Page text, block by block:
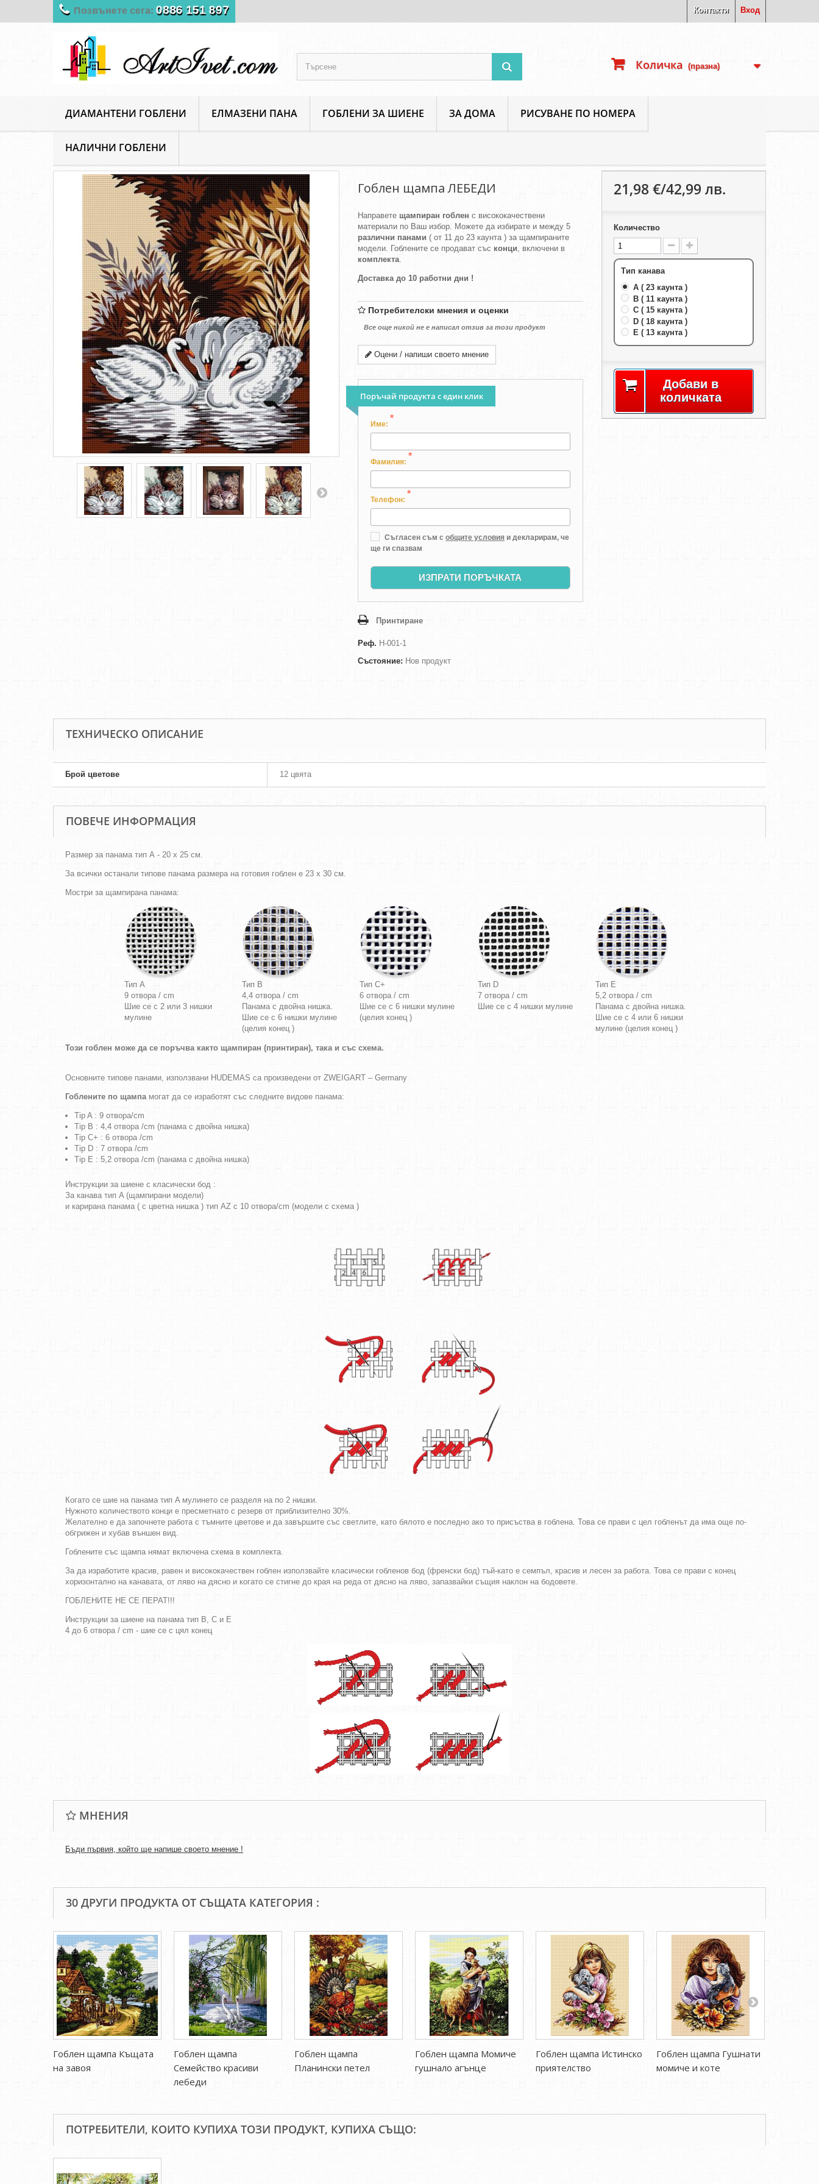
Вход
Контакти
Позвънете сега: 0886 151 897
ДИАМАНТЕНИ ГОБЛЕНИ ЕЛМАЗЕНИ ПАНА ГОБЛЕНИ ЗА ШИЕНЕ ЗА ДОМА РИСУВАНЕ ПО НОМЕРА
НАЛИЧНИ ГОБЛЕНИ
Количка (празна)
ArtIvet Гоблени за шиене
Гоблен щампа ЛЕБЕДИ
Направете щампиран гоблен с висококачествени
материали по Ваш избор. Можете да избирате и между 5
различни панами ( от 11 до 23 каунта ) за щампираните
модели. Гоблените се продават със конци, включени в
комплекта.
Доставка до 10 работни дни !
Потребителски мнения и оценки
Все още никой не е написал отзив за този продукт
Оцени / напиши своето мнение
Поръчай продукта с един клик
Име:
*
Фамилия:
*
Телефон:
*
Съгласен съм с общите условия и декларирам, че
ще ги спазвам
ИЗПРАТИ ПОРЪЧКАТА
Принтиране
Реф. H-001-1
Състояние: Нов продукт
21,98 €/42,99 лв.
Количество
Тип канава
A ( 23 каунта )
B ( 11 каунта )
C ( 15 каунта )
D ( 18 каунта )
E ( 13 каунта )
Добави в
количката
ТЕХНИЧЕСКО ОПИСАНИЕ
Брой цветове 12 цвята
ПОВЕЧЕ ИНФОРМАЦИЯ
Размер за панама тип А - 20 х 25 см.
За всички останали типове панама размера на готовия гоблен е 23 х 30 см.
Мостри за щампирана панама:
Тип A
9 отвора / cm
Шие се с 2 или 3 нишки
мулине
Тип B
4,4 отвора / cm
Панама с двойна нишка.
Шие се с 6 нишки мулине
(целия конец )
Тип C+
6 отвора / cm
Шие се с 6 нишки мулине
(целия конец )
Тип D
7 отвора / cm
Шие се с 4 нишки мулине
Тип E
5,2 отвора / cm
Панама с двойна нишка.
Шие се с 4 или 6 нишки
мулине (целия конец )
Този гоблен може да се поръчва както щампиран (принтиран), така и със схема.
Основните типове панами, използвани HUDEMAS са произведени от ZWEIGART – Germany
Гоблените по щампамогат да се изработят със следните видове панама:
Tip A : 9 отвора/cm
Tip B : 4,4 отвора /cm (панама с двойна нишка)
Tip C+ : 6 отвора /cm
Tip D : 7 отвора /cm
Tip E : 5,2 отвора /cm (панама с двойна нишка)
Инструкции за шиене с класически бод :
За канава тип A (щампирани модели)
и карирана панама ( с цветна нишка ) тип AZ с 10 отвора/cm (модели с схема )
Когато се шие на панама тип A мулинето се разделя на по 2 нишки.
Нужното количеството конци е пресметнато с резерв от приблизително 30%.
Желателно е да започнете работа с тъмните цветове и да завършите със светлите, като бялото е последно ако то присъства в гоблена. Това се прави с цел гобленът да има още по-
обгрижен и хубав външен вид.
Гоблените със щампа нямат включена схема в комплекта.
За да изработите красив, равен и висококачествен гоблен използвайте класически гобленов бод (френски бод) тъй-като е семпъл, красив и лесен за работа. Това се прави с конец
хоризонтално на канавата, от ляво на дясно и когато се стигне до края на реда от дясно на ляво, запазвайки същия наклон на бодовете.
ГОБЛЕНИТЕ НЕ СЕ ПЕРАТ!!!
Инструкции за шиене на панама тип B, C и E
4 до 6 отвора / cm - шие се с цял конец
МНЕНИЯ
Бъди първия, който ще напише своето мнение !
30 ДРУГИ ПРОДУКТА ОТ СЪЩАТА КАТЕГОРИЯ :
Гоблен щампа Къщата
на завоя
Гоблен щампа
Семейство красиви
лебеди
Гоблен щампа
Планински петел
Гоблен щампа Момиче
гушнало агънце
Гоблен щампа Истинско
приятелство
Гоблен щампа Гушнати
момиче и коте
ПОТРЕБИТЕЛИ, КОИТО КУПИХА ТОЗИ ПРОДУКТ, КУПИХА СЪЩО: